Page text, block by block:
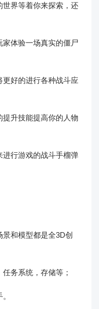
世界等着你来探索，还
体验一场真实的僵尸
好的进行各种战斗应
升技能提高你的人物
行游戏的战斗手榴弹
和模型都是全3D创
务系统，存储等；